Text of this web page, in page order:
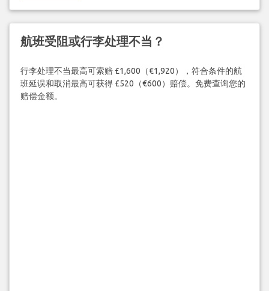
航班受阻或行李处理不当？
行李处理不当最高可索赔 £1,600（€1,920），符合条件的航
班延误和取消最高可获得 £520（€600）赔偿。免费查询您的
赔偿金额。